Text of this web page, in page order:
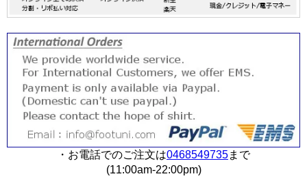
・お電話でのご注文は0468549735まで
(11:00am-22:00pm)